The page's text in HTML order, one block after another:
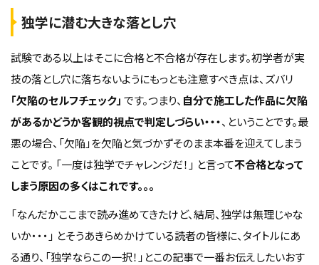
独学に潜む大きな落とし穴
試験である以上はそこに合格と不合格が存在します。初学者が実
技の落とし穴に落ちないようにもっとも注意すべき点は、ズバリ
「欠陥のセルフチェック」 です。つまり、 自分で施工した作品に欠陥
があるかどうか客観的視点で判定しづらい・・・、ということです。最
悪の場合、「欠陥」を欠陥と気づかずそのまま本番を迎えてしまう
ことです。 「一度は独学でチャレンジだ！」 と言って不合格となって
しまう原因の多くはこれです。。。
「なんだかここまで読み進めてきたけど、結局、独学は無理じゃな
いか・・・」 とそうあきらめかけている読者の皆様に、タイトルにあ
る通り、「独学ならこの一択！」とこの記事で一番お伝えしたいおす